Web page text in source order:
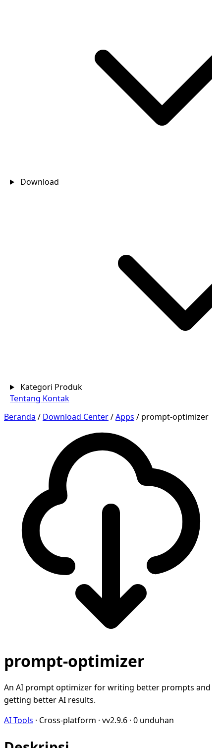
Download
Kategori Produk
Tentang Kontak
Beranda / Download Center/Apps / prompt-optimizer
prompt-optimizer
An AI prompt optimizer for writing better prompts and
getting better AI results.
AI Tools · Cross-platform · vv2.9.6 · 0 unduhan